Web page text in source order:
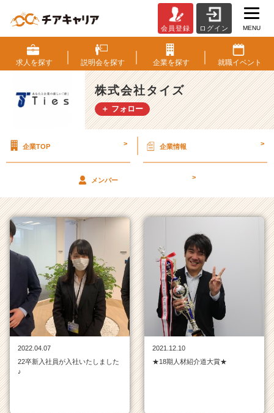
式
会
社
タ
イ
ズ
ム
ン
一
覧
ン
チ
ャ
ー・
成
長
か
会員登録 ログイン MENU
求人を探す 説明会を探す 企業を探す 就職イベント
株式会社タイズ
＋ フォロー
企業TOP > 企業情報 >
メンバー >
2022.04.07
22卒新入社員が入社いたしました
♪
2021.12.10
★18期人材紹介道大賞★